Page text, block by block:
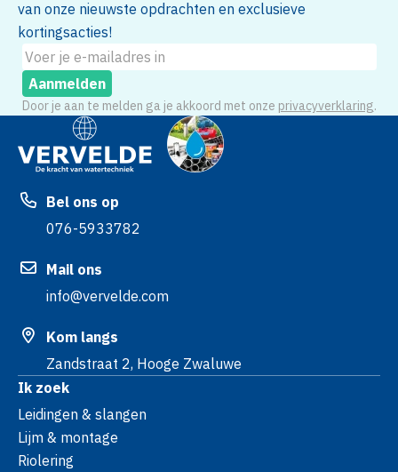
van onze nieuwste opdrachten en exclusieve
kortingsacties!
Aanmelden
Door je aan te melden ga je akkoord met onze privacyverklaring.
Bel ons op
076-5933782
Mail ons
info@vervelde.com
Kom langs
Zandstraat 2, Hooge Zwaluwe
Ik zoek
Leidingen & slangen
Lijm & montage
Riolering